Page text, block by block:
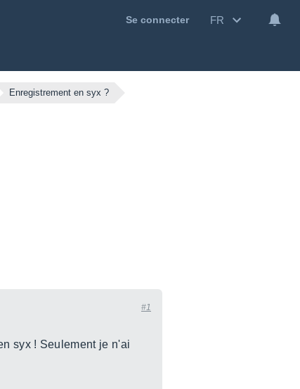
Se connecter FR
Enregistrement en syx ?
#1
syx ! Seulement je n'ai